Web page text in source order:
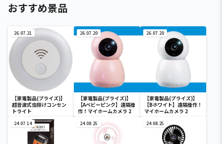
おすすめ景品
26.07.21
【家電製品(プライズ)】
超音波式虫除けコンセン
トライト
26.07.20
【家電製品(プライズ)】
【Aベビーピンク】遠隔操
作！マイホームカメラ 2
26.07.20
【家電製品(プライズ)】
【Bホワイト】遠隔操作！
マイホームカメラ 2
24.07.14 24.08.25 24.08.25